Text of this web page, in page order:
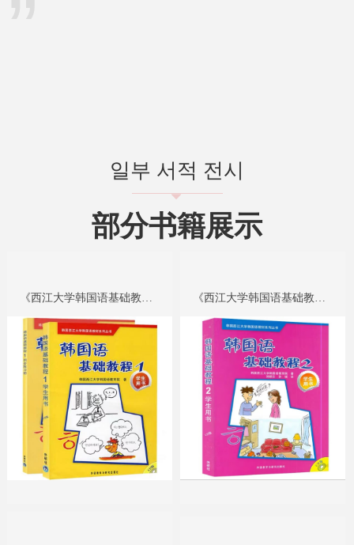
일부 서적 전시
뀓
部分书籍展示
《西江大学韩国语基础教程1》 《西江大学韩国语基础教程2》